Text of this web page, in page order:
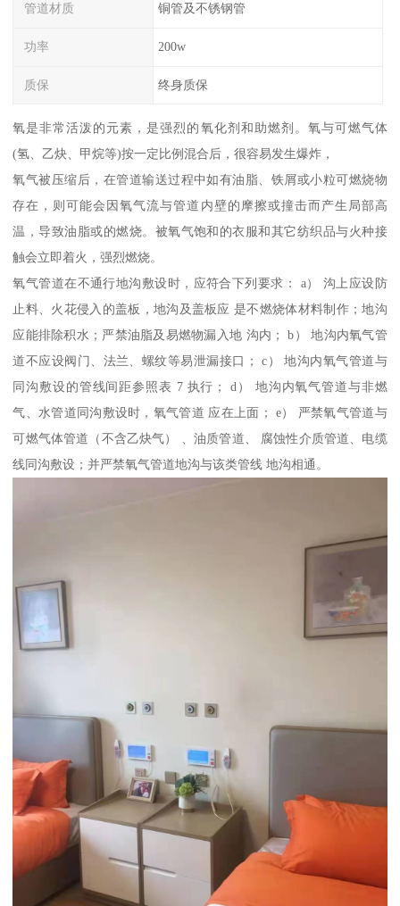
管道材质 铜管及不锈钢管
功率 200w
质保 终身质保
氧是非常活泼的元素，是强烈的氧化剂和助燃剂。氧与可燃气体
(氢、乙炔、甲烷等)按一定比例混合后，很容易发生爆炸，
氧气被压缩后，在管道输送过程中如有油脂、铁屑或小粒可燃烧物
存在，则可能会因氧气流与管道内壁的摩擦或撞击而产生局部高
温，导致油脂或的燃烧。被氧气饱和的衣服和其它纺织品与火种接
触会立即着火，强烈燃烧。
氧气管道在不通行地沟敷设时，应符合下列要求： a） 沟上应设防
止料、火花侵入的盖板，地沟及盖板应 是不燃烧体材料制作；地沟
应能排除积水；严禁油脂及易燃物漏入地 沟内； b） 地沟内氧气管
道不应设阀门、法兰、螺纹等易泄漏接口； c） 地沟内氧气管道与
同沟敷设的管线间距参照表 7 执行； d） 地沟内氧气管道与非燃
气、水管道同沟敷设时，氧气管道 应在上面； e） 严禁氧气管道与
可燃气体管道（不含乙炔气） 、油质管道、 腐蚀性介质管道、电缆
线同沟敷设；并严禁氧气管道地沟与该类管线 地沟相通。